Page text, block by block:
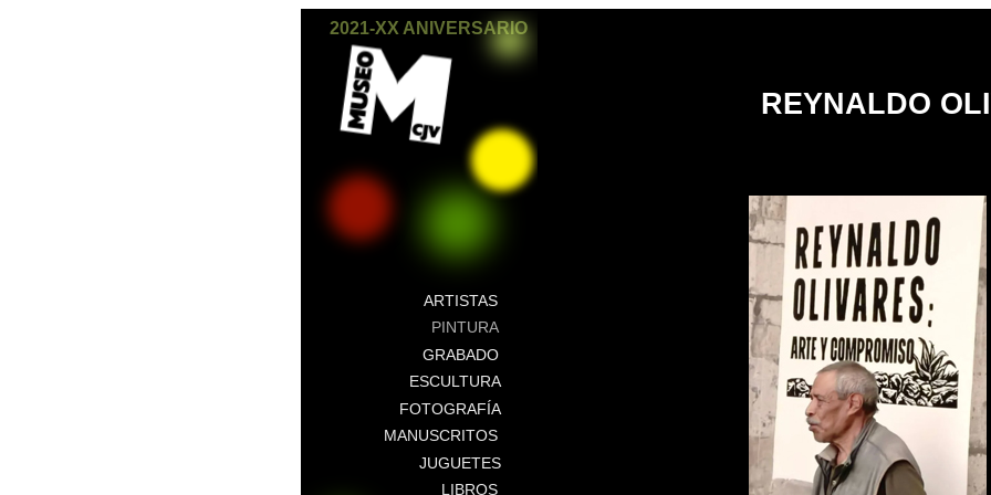
2021-XX ANIVERSARIO
ARTISTAS
PINTURA
GRABADO
ESCULTURA
FOTOGRAFÍA
MANUSCRITOS
JUGUETES
LIBROS
REYNALDO